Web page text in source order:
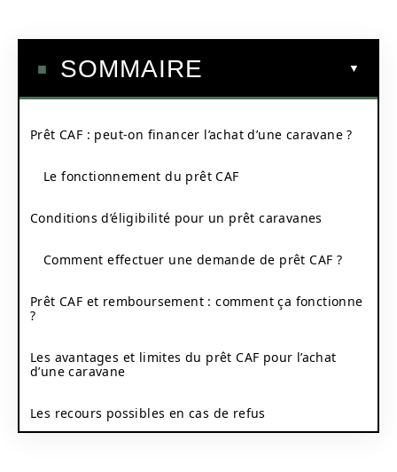
SOMMAIRE
Prêt CAF : peut-on financer l’achat d’une caravane ?
Le fonctionnement du prêt CAF
Conditions d’éligibilité pour un prêt caravanes
Comment effectuer une demande de prêt CAF ?
Prêt CAF et remboursement : comment ça fonctionne
?
Les avantages et limites du prêt CAF pour l’achat
d’une caravane
Les recours possibles en cas de refus